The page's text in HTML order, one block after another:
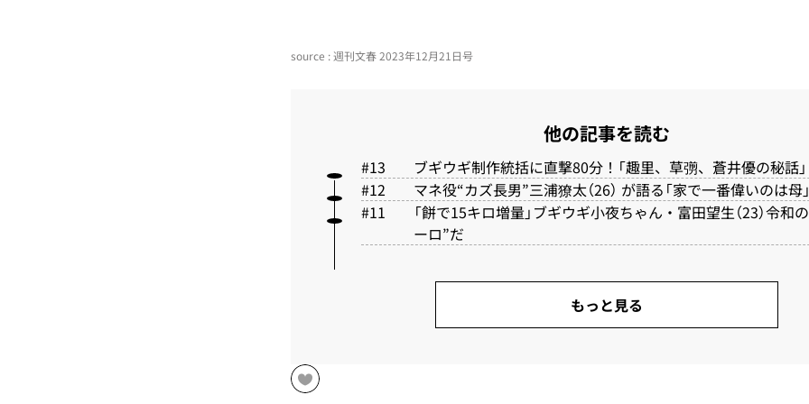
source : 週刊文春 2023年12月21日号
他の記事を読む
ブギウギ制作統括に直撃80分！「趣里、草彅、蒼井優の秘話」
マネ役“カズ長男”三浦獠太（26） が語る「家で一番偉いのは母」
「餅で15キロ増量」ブギウギ小夜ちゃん・富田望生（23）令和
ーロ”だ
もっと見る